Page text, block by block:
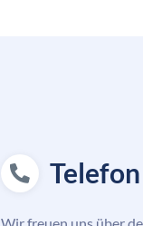
Telefon